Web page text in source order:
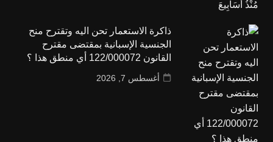
ذاكرة الاستعمار تحن اليه وتقترح منح
الجنسية الإسبانية بمقتضى مقترح
القانون 122/000072 أي منطق هذا ؟
أغسطس 7, 2026